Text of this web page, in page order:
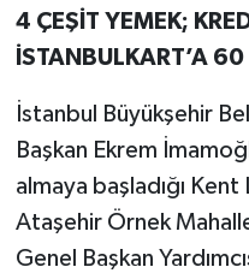
4 ÇEŞİT YEMEK;
İSTANBULKART’A 60
İstanbul Büyükşehir
Başkan Ekrem
almaya başladığı Kent
Ataşehir Örnek
Genel Başkan